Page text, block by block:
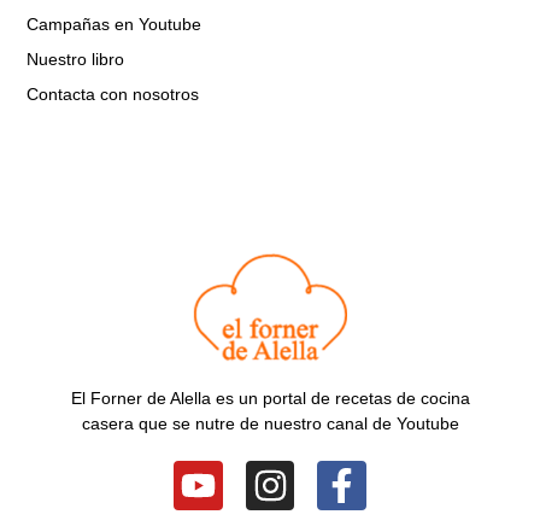
El Forner de Alella es un portal de recetas de cocina
casera que se nutre de nuestro canal de Youtube
Y
o
I
n
F
a
Campañas en Youtube
Nuestro libro
Contacta con nosotros